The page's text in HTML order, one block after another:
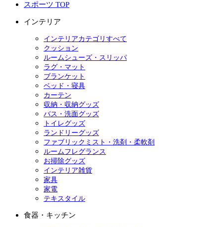
スポーツ TOP
インテリア
インテリアカテゴリすべて
クッション
ルームシューズ・スリッパ
ラグ・マット
ブランケット
ベッド・寝具
カーテン
収納・収納グッズ
バス・洗面グッズ
トイレグッズ
ランドリーグッズ
ファブリックミスト・洗剤・柔軟剤
ルームフレグランス
お掃除グッズ
インテリア雑貨
家具
家電
テキスタイル
食器・キッチン